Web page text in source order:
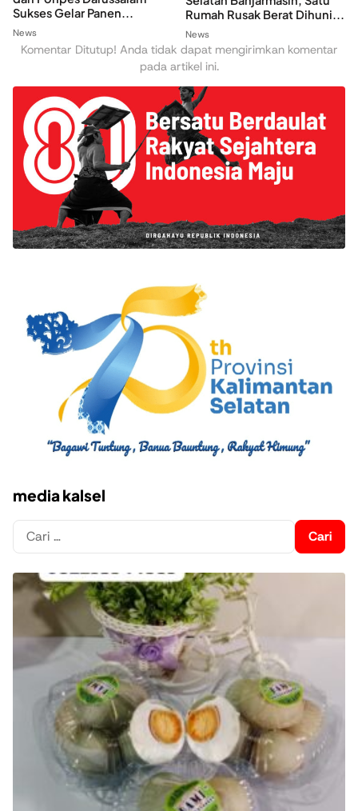
Sukses Gelar Panen...
News
Rumah Rusak Berat Dihuni...
News
Komentar Ditutup! Anda tidak dapat mengirimkan komentar
pada artikel ini.
media kalsel
Cari
untuk: